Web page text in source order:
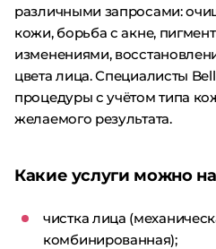
различными запросами:
кожи, борьба с акне,
изменениями,
цвета лица. Специалисты
процедуры с учётом типа
желаемого результата.
Какие услуги можно
чистка лица
комбинированная);